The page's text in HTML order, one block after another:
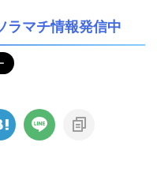
ラマチ情報発信中